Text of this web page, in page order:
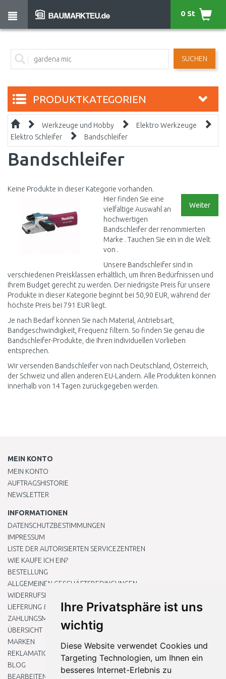
Ihre Privatsphäre ist uns
wichtig
Diese Website verwendet Cookies und
Targeting Technologien, um Ihnen ein
besseres Internet-Erlebnis zu
SUCHEN
0 St
PRODUKTKATEGORIEN
Werkzeuge und Hobby
Elektro Werkzeuge
Elektro Schleifer
Bandschleifer
Bandschleifer
Keine Produkte in dieser Kategorie vorhanden.
Weiter
Hier finden Sie eine
vielfältige Auswahl an
hochwertigen
Bandschleifer der renommierten
Marke . Tauchen Sie ein in die Welt
von .
Unsere Bandschleifer sind in
verschiedenen Preisklassen erhältlich, um Ihren Bedürfnissen und
Ihrem Budget gerecht zu werden. Der niedrigste Preis für unsere
Produkte in dieser Kategorie beginnt bei 50,90 EUR, während der
höchste Preis bei 791 EUR liegt.
Je nach Bedarf können Sie nach Material, Antriebsart,
Bandgeschwindigkeit, Frequenz filtern. So finden Sie genau die
Bandschleifer-Produkte, die Ihren individuellen Vorlieben
entsprechen.
Wir versenden Bandschleifer von nach Deutschland, Österreich,
der Schweiz und allen anderen EU-Ländern. Alle Produkten können
innerhalb von 14 Tagen zurückgegeben werden.
MEIN KONTO
MEIN KONTO
AUFTRAGSHISTORIE
NEWSLETTER
INFORMATIONEN
DATENSCHUTZBESTIMMUNGEN
IMPRESSUM
LISTE DER AUTORISIERTEN SERVICEZENTREN
WIE KAUFE ICH EIN?
BESTELLUNG
ALLGEMEINEN GESCHÄFTSBEDINGUNGEN
WIDERRUFSRECHT
LIEFERUNG & ZAHLUNG
ZAHLUNGSMETHODEN
ÜBERSICHT
MARKEN
REKLAMATIONEN UND RETOUREN
BLOG
BEARBEITEN SIE MEINE COOKIE-EINSTELLUNGEN